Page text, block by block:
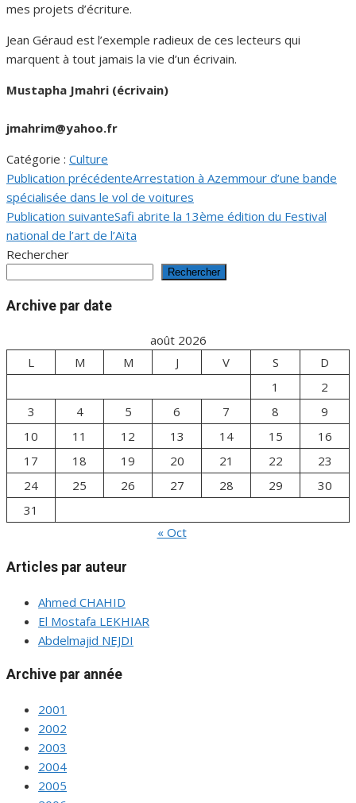
mes projets d’écriture.
Jean Géraud est l’exemple radieux de ces lecteurs qui
marquent à tout jamais la vie d’un écrivain.
Mustapha Jmahri (écrivain)
jmahrim@yahoo.fr
Catégorie : Culture
Navigation
de
l’article
Publication précédenteArrestation à Azemmour d’une bande
spécialisée dans le vol de voitures
Publication suivanteSafi abrite la 13ème édition du Festival
national de l’art de l’Aïta
Rechercher
Rechercher
Archive par date
août 2026
L
M M J V S
D
1
2
3
4 5 6 7 8
9
10
11 12 13 14 15
16
17
18 19 20 21 22
23
24
25 26 27 28 29
30
31
« Oct
Articles par auteur
Ahmed CHAHID
El Mostafa LEKHIAR
Abdelmajid NEJDI
Archive par année
2001
2002
2003
2004
2005